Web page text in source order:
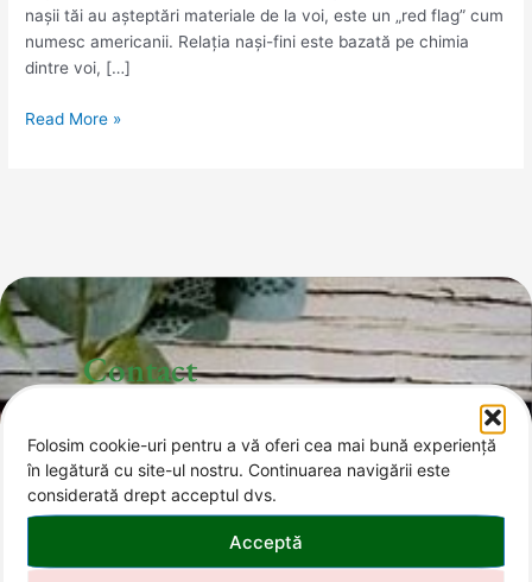
Folosim cookie-uri pentru a vă oferi cea mai bună experiență
în legătură cu site-ul nostru. Continuarea navigării este
considerată drept acceptul dvs.
Acceptă
nașii tăi au așteptări materiale de la voi, este un „red flag” cum
numesc americanii. Relația nași-fini este bazată pe chimia
dintre voi, […]
Read More »
Contact
office@invitatii-curcubeu.ro
0743 374 985